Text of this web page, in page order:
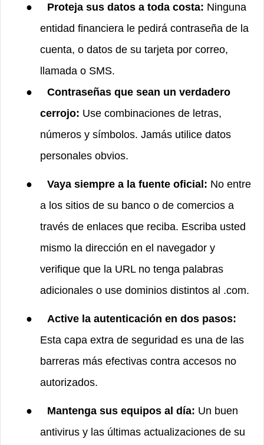
● Proteja sus datos a toda costa: Ninguna
entidad financiera le pedirá contraseña de la
cuenta, o datos de su tarjeta por correo,
llamada o SMS.
●
Contraseñas que sean un verdadero
cerrojo: Use combinaciones de letras,
números y símbolos. Jamás utilice datos
personales obvios.
● Vaya siempre a la fuente oficial: No entre
a los sitios de su banco o de comercios a
través de enlaces que reciba. Escriba usted
mismo la dirección en el navegador y
verifique que la URL no tenga palabras
adicionales o use dominios distintos al .com.
●
Active la autenticación en dos pasos:
Esta capa extra de seguridad es una de las
barreras más efectivas contra accesos no
autorizados.
● Mantenga sus equipos al día: Un buen
antivirus y las últimas actualizaciones de su